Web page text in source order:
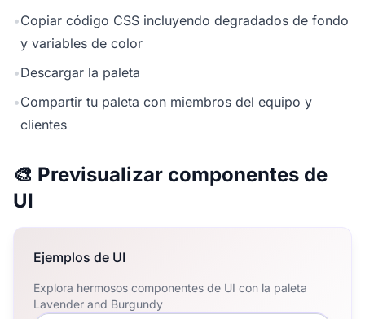
•Copiar código CSS incluyendo degradados de fondo
y variables de color
•Descargar la paleta
•Compartir tu paleta con miembros del equipo y
clientes
🎨 Previsualizar componentes de
UI
Ejemplos de UI
Explora hermosos componentes de UI con la paleta
Lavender and Burgundy